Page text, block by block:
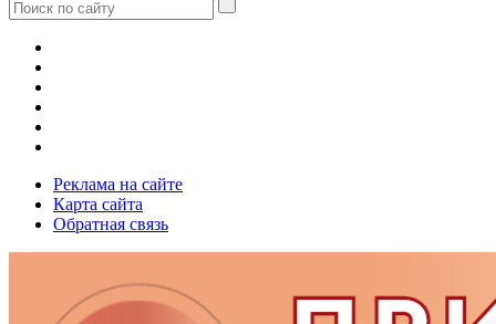
Реклама на сайте
Карта сайта
Обратная связь